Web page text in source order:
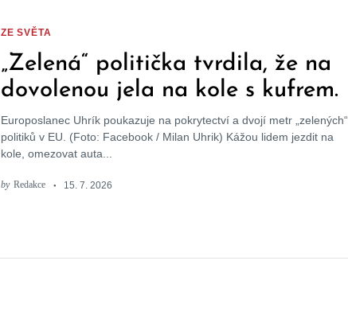
ZE SVĚTA
„Zelená“ politička tvrdila, že na
dovolenou jela na kole s kufrem.
Realita byla úplně jiná
Europoslanec Uhrík poukazuje na pokrytectví a dvojí metr „zelených“
politiků v EU. (Foto: Facebook / Milan Uhrik) Kážou lidem jezdit na
kole, omezovat auta...
by Redakce 15. 7. 2026